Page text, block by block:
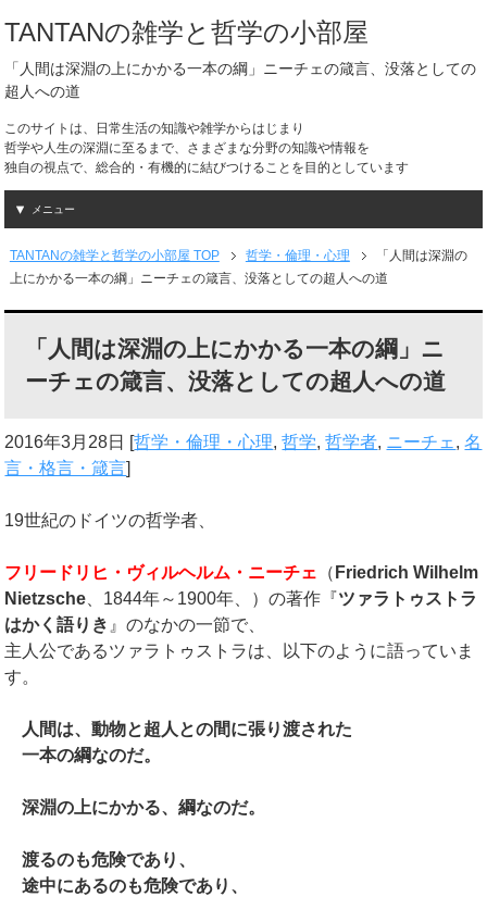
TANTANの雑学と哲学の小部屋
「人間は深淵の上にかかる一本の綱」ニーチェの箴言、没落としての
超人への道
このサイトは、日常生活の知識や雑学からはじまり
哲学や人生の深淵に至るまで、さまざまな分野の知識や情報を
独自の視点で、総合的・有機的に結びつけることを目的としています
メニュー
TANTANの雑学と哲学の小部屋 TOP 哲学・倫理・心理
「人間は深淵の
上にかかる一本の綱」ニーチェの箴言、没落としての超人への道
「人間は深淵の上にかかる一本の綱」ニ
ーチェの箴言、没落としての超人への道
2016年3月28日 [哲学・倫理・心理,哲学,哲学者, ニーチェ ,名
言・格言・箴言]
19世紀のドイツの哲学者、
フリードリヒ・ヴィルヘルム・ニーチェ （ Friedrich Wilhelm
Nietzsche 、1844年～1900年、）の著作『ツァラトゥストラ
はかく語りき 』のなかの一節で、
主人公であるツァラトゥストラは、以下のように語っていま
す。
人間は、動物と超人との間に張り渡された
一本の綱なのだ。
深淵の上にかかる、綱なのだ。
渡るのも危険であり、
途中にあるのも危険であり、